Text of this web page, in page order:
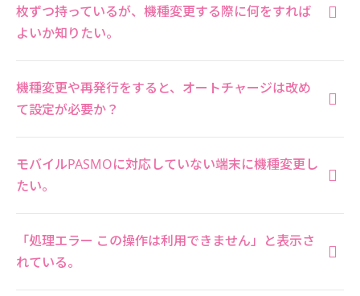
枚ずつ持っているが、機種変更する際に何をすれば
よいか知りたい。
機種変更や再発行をすると、オートチャージは改め
て設定が必要か？
モバイルPASMOに対応していない端末に機種変更し
たい。
「処理エラー この操作は利用できません」と表示さ
れている。